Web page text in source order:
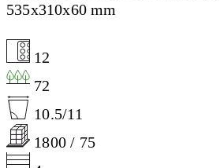
535x310x60 mm
12
72
10.5/11
1800 / 75